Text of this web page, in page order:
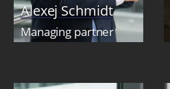
Alexej Schmidt
Managing partner